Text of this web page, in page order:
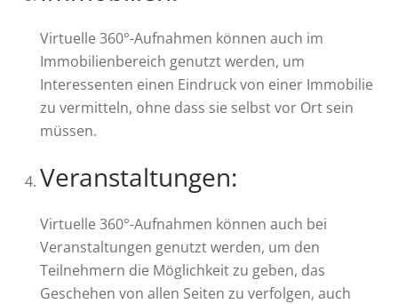
Virtuelle 360°-Aufnahmen können auch im
Immobilienbereich genutzt werden, um
Interessenten einen Eindruck von einer Immobilie
zu vermitteln, ohne dass sie selbst vor Ort sein
müssen.
Veranstaltungen:
Virtuelle 360°-Aufnahmen können auch bei
Veranstaltungen genutzt werden, um den
Teilnehmern die Möglichkeit zu geben, das
Geschehen von allen Seiten zu verfolgen, auch